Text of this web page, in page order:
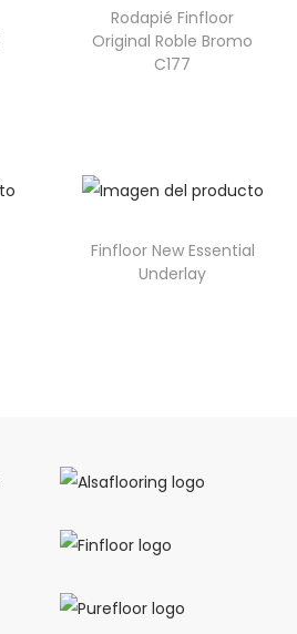
Rodapié Finfloor
Original Roble Bromo
C177
Finfloor New Essential
Underlay